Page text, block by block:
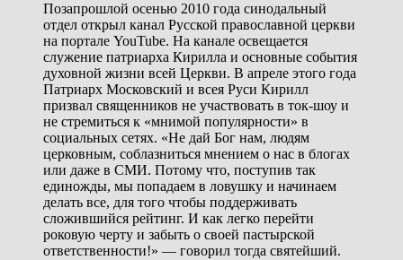
Позапрошлой осенью 2010 года синодальный
отдел открыл канал Русской православной церкви
на портале YouTube. На канале освещается
служение патриарха Кирилла и основные события
духовной жизни всей Церкви. В апреле этого года
Патриарх Московский и всея Руси Кирилл
призвал священников не участвовать в ток-шоу и
не стремиться к «мнимой популярности» в
социальных сетях. «Не дай Бог нам, людям
церковным, соблазниться мнением о нас в блогах
или даже в СМИ. Потому что, поступив так
единожды, мы попадаем в ловушку и начинаем
делать все, для того чтобы поддерживать
сложившийся рейтинг. И как легко перейти
роковую черту и забыть о своей пастырской
ответственности!» — говорил тогда святейший.